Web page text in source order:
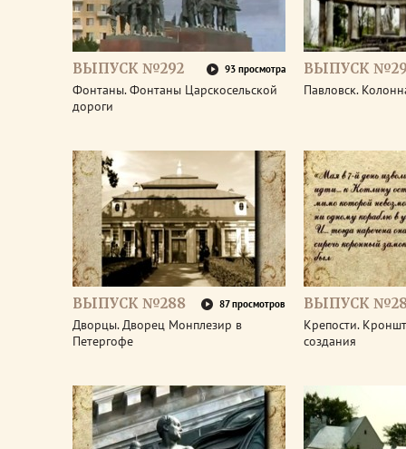
ВЫПУСК №292 93 просмотра
Фонтаны. Фонтаны Царскосельской
дороги
ВЫПУСК
Павловск.
ВЫПУСК №288 87 просмотров
Дворцы. Дворец Монплезир в
Петергофе
ВЫПУСК
Крепости.
создания